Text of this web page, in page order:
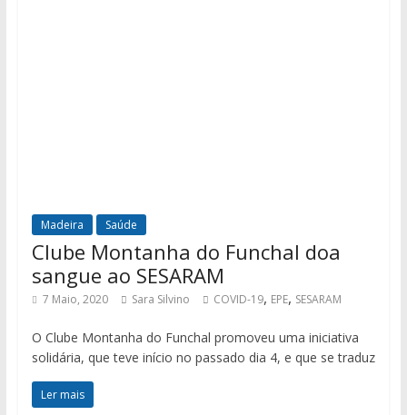
Madeira Saúde
Clube Montanha do Funchal doa
sangue ao SESARAM
7 Maio, 2020 Sara Silvino COVID-19, EPE, SESARAM
O Clube Montanha do Funchal promoveu uma iniciativa
solidária, que teve início no passado dia 4, e que se traduz
Ler mais